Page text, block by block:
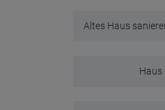
Altes Haus
Haus